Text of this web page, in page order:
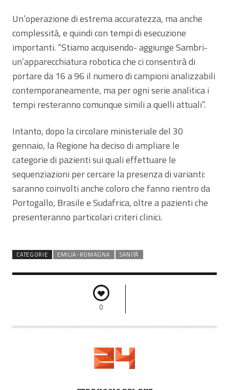
Un’operazione di estrema accuratezza, ma anche
complessità, e quindi con tempi di esecuzione
importanti. “Stiamo acquisendo- aggiunge Sambri-
un’apparecchiatura robotica che ci consentirà di
portare da 16 a 96 il numero di campioni analizzabili
contemporaneamente, ma per ogni serie analitica i
tempi resteranno comunque simili a quelli attuali”.
Intanto, dopo la circolare ministeriale del 30
gennaio, la Regione ha deciso di ampliare le
categorie di pazienti sui quali effettuare le
sequenziazioni per cercare la presenza di varianti:
saranno coinvolti anche coloro che fanno rientro da
Portogallo, Brasile e Sudafrica, oltre a pazienti che
presenteranno particolari criteri clinici.
CATEGORIE EMILIA-ROMAGNA SANITÀ
0